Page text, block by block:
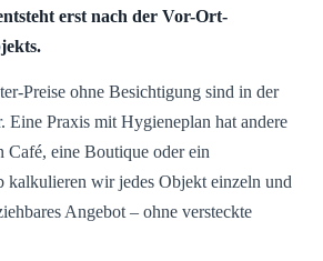
erst nach der Vor-Ort-
Preise ohne Besichtigung sind in der
Eine Praxis mit Hygieneplan hat andere
Café, eine Boutique oder ein
kalkulieren wir jedes Objekt einzeln und
Angebot – ohne versteckte